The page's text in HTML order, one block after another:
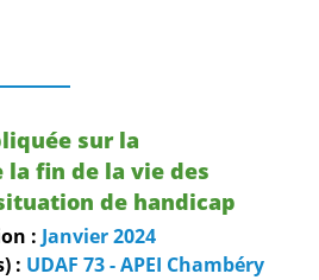
sur la
fin de la vie des
de handicap
: Janvier2024
: UDAF 73 - APEI Chambéry